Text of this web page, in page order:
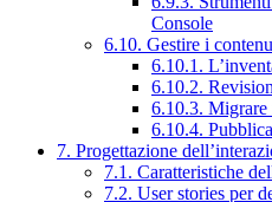
Console
6.10. Gestire i
6.10.1.
6.10.2.
6.10.3. Migrare
6.10.4.
7. Progettazione
7.1. Caratteristiche
7.2. User stories per